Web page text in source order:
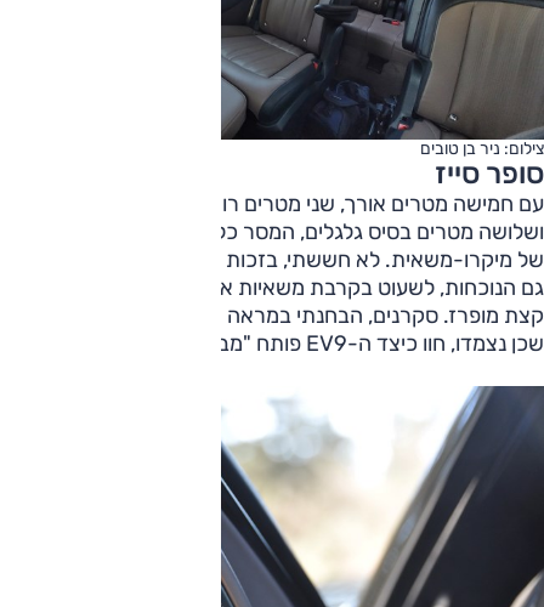
צילום: ניר בן טובים
סופר סייז
ושלושה מטרים בסיס גלגלים, המסר כלפי חוץ, כלפי העולם, הוא
של מיקרו-משאית. לא חששתי, בזכות הפרופורציות, גם העוצמה,
גם הנוכחות, לשעוט בקרבת משאיות או טנדרים רשיון ג' בביטחון
קצת מופרז. סקרנים, הבחנתי במראה לא העזו לצפור לי ואלו
שכן נצמדו, חוו כיצד ה-EV9 פותח "מבער" ונמלט.